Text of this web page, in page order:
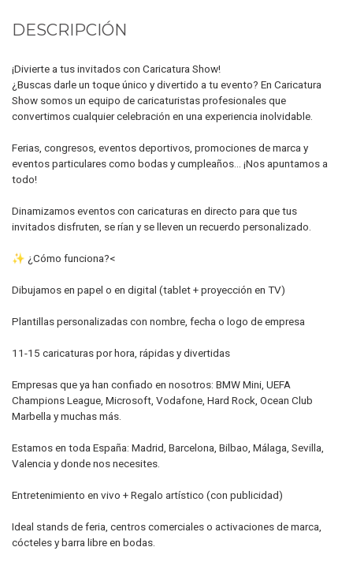
DESCRIPCIÓN
¡Divierte a tus invitados con Caricatura Show!
¿Buscas darle un toque único y divertido a tu evento? En Caricatura
Show somos un equipo de caricaturistas profesionales que
convertimos cualquier celebración en una experiencia inolvidable.
Ferias, congresos, eventos deportivos, promociones de marca y
eventos particulares como bodas y cumpleaños… ¡Nos apuntamos a
todo!
Dinamizamos eventos con caricaturas en directo para que tus
invitados disfruten, se rían y se lleven un recuerdo personalizado.
✨ ¿Cómo funciona?<
Dibujamos en papel o en digital (tablet + proyección en TV)
Plantillas personalizadas con nombre, fecha o logo de empresa
11-15 caricaturas por hora, rápidas y divertidas
Empresas que ya han confiado en nosotros: BMW Mini, UEFA
Champions League, Microsoft, Vodafone, Hard Rock, Ocean Club
Marbella y muchas más.
Estamos en toda España: Madrid, Barcelona, Bilbao, Málaga, Sevilla,
Valencia y donde nos necesites.
Entretenimiento en vivo + Regalo artístico (con publicidad)
Ideal stands de feria, centros comerciales o activaciones de marca,
cócteles y barra libre en bodas.